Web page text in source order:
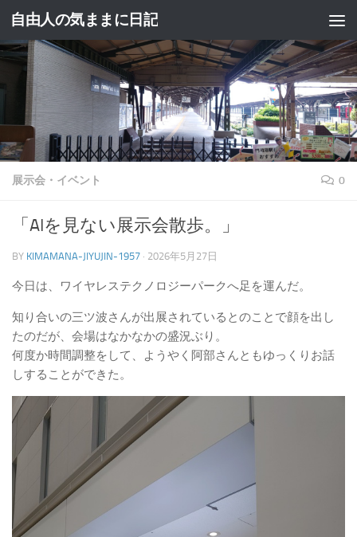
コンテンツへスキップ
自由人の気ままに日記
展示会・イベント 0
「AIを見ない展示会散歩。」
BY KIMAMANA-JIYUJIN-1957 · 2026年5月27日
今日は、ワイヤレステクノロジーパークへ足を運んだ。
知り合いの三ツ波さんが出展されているとのことで顔を出し
たのだが、会場はなかなかの盛況ぶり。
何度か時間調整をして、ようやく阿部さんともゆっくりお話
しすることができた。